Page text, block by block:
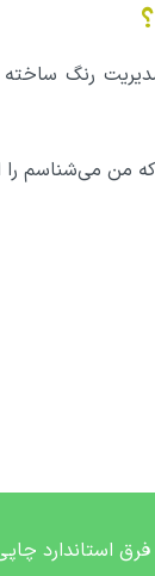
رنگ ساخته
که من می‌شناسم
فرق استاندارد چاپی فوگرا ۳۹